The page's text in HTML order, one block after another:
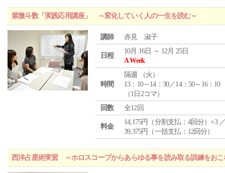
紫微斗数「実践応用講座」 ～変化していく人の一生を読む～
講師 赤見 淑子
日程
10月 16日 ～ 12月 25日
A Week
時間
隔週 （火 ）
13：10～14：30／14：50～16：10
（1日2コマ）
回数
全12回
料金
14,175円（分割支払：4回分）×3
39,375円（一括支払：12回分）
西洋占星術実習 ～ホロスコープからあらゆる事を読み取る訓練をおこ